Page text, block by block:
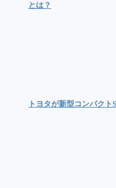
とは？
トヨタが新型コンパク